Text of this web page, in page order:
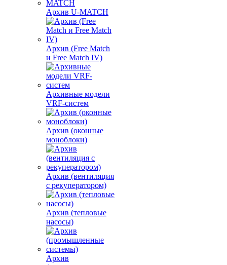
Архив U-MATCH
Архив (Free Match
и Free Match IV)
Архивные модели
VRF-систем
Архив (оконные
моноблоки)
Архив (вентиляция
с рекуператором)
Архив (тепловые
насосы)
Архив